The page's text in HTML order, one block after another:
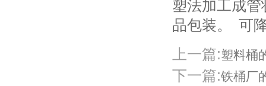
塑法加工成
品包装。 可
上一篇:塑料桶
下一篇:铁桶厂